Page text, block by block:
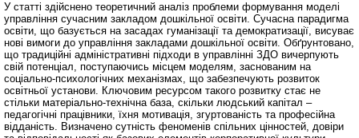
У статті здійснено теоретичний аналіз проблеми формування моделі
управління сучасним закладом дошкільної освіти. Сучасна парадигма
освіти, що базується на засадах гуманізації та демократизації, висуває
нові вимоги до управління закладами дошкільної освіти. Обґрунтовано,
що традиційні адміністративні підходи в управлінні ЗДО вичерпують
свій потенціал, поступаючись місцем моделям, заснованим на
соціально-психологічних механізмах, що забезпечують розвиток
освітньої установи. Ключовим ресурсом такого розвитку стає не
стільки матеріально-технічна база, скільки людський капітал –
педагогічні працівники, їхня мотивація, згуртованість та професійна
відданість. Визначено сутність феноменів спільних цінностей, довіри